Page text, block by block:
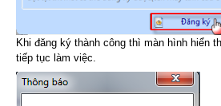
Khi đăng ký thành công thì màn hình hiển
tiếp tục làm việc.